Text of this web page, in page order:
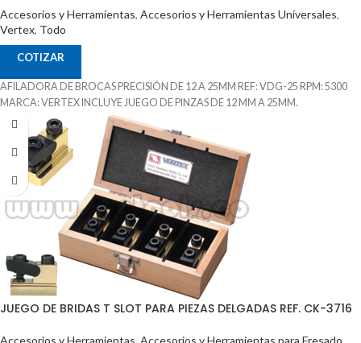
Accesorios y Herramientas, Accesorios y Herramientas Universales,
Vertex, Todo
COTIZAR
AFILADORA DE BROCAS PRECISIÓN DE 12 A 25MM REF: VDG-25 RPM: 5300
MARCA: VERTEX INCLUYE JUEGO DE PINZAS DE 12 MM A 25MM.
JUEGO DE BRIDAS T SLOT PARA PIEZAS DELGADAS REF. CK-3716
Accesorios y Herramientas, Accesorios y Herramientas para Fresado,